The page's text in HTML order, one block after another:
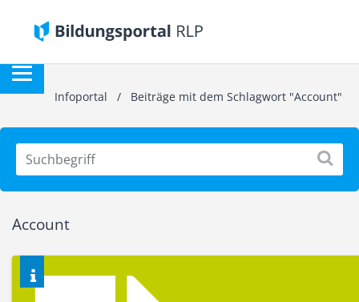
Infoportal / Beiträge mit dem Schlagwort "Account"
Account